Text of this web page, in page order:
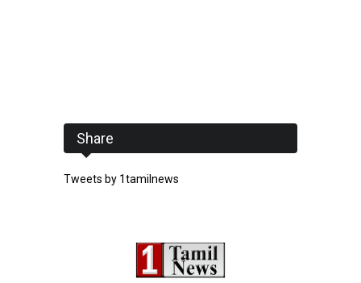
Share
Tweets by 1tamilnews